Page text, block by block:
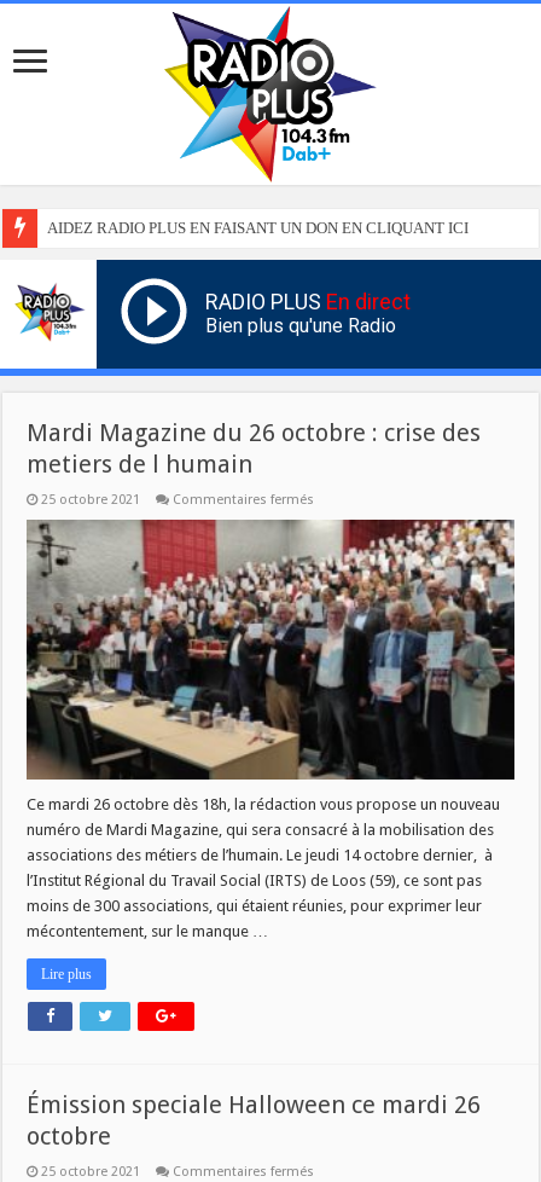
AIDEZ RADIO PLUS EN FAISANT UN DON EN CLIQUANT ICI
RADIO PLUS En direct
Bien plus qu'une Radio
Mardi Magazine du 26 octobre : crise des
metiers de l humain
25 octobre 2021 Commentaires fermés
Magazine
26
octobre
:
crise
des
metiers
de
l
humain
Ce mardi 26 octobre dès 18h, la rédaction vous propose un nouveau
numéro de Mardi Magazine, qui sera consacré à la mobilisation des
associations des métiers de l’humain. Le jeudi 14 octobre dernier, à
l’Institut Régional du Travail Social (IRTS) de Loos (59), ce sont pas
moins de 300 associations, qui étaient réunies, pour exprimer leur
mécontentement, sur le manque …
Lire plus
Émission speciale Halloween ce mardi 26
octobre
25 octobre 2021 Commentaires fermés